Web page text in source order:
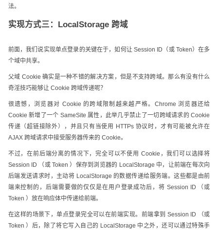
法。
实现方式三：LocalStorage 跨域
前面，我们说实现单点登录的关键在于，如何让 Session ID（或 Token）在多
个域中共享。
父域 Cookie 确实是一种不错的解决方案，但是不支持跨域。那么有没有什么
奇淫技巧能够让 Cookie 跨域传递呢？
很遗憾，浏览器对 Cookie 的跨域限制越来越严格。Chrome 浏览器还给
Cookie 新增了一个 SameSite 属性，此举几乎禁止了一切跨域请求的 Cookie
传递（超链接除外），并且只有当使用 HTTPs 协议时，才有可能被允许在
AJAX 跨域请求中接受服务器传来的 Cookie。
不过，在前后端分离的情况下，完全可以不使用 Cookie，我们可以选择将
Session ID （或 Token ）保存到浏览器的 LocalStorage 中，让前端在每次向
后端发送请求时，主动将 LocalStorage 的数据传递给服务端。这些都是由前
端来控制的，后端需要做的仅仅是在用户登录成功后，将 Session ID （或
Token ）放在响应体中传递给前端。
在这样的场景下，单点登录完全可以在前端实现。前端拿到 Session ID （或
Token ）后，除了将它写入自己的 LocalStorage 中之外，还可以通过特殊手